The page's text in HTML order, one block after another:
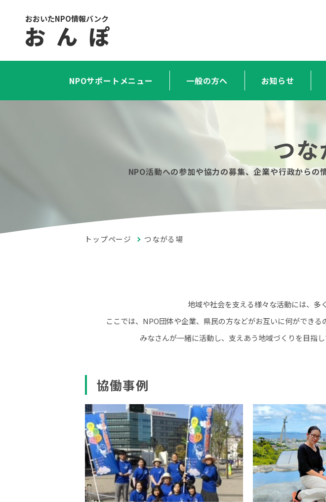
おおいたNPO情報バンク
お ん ぽ
NPOサポートメニュー 一般の方へ お知らせ
つ
NPO活動への参加や協力の募集、企業や行政から
トップページ つながる場
地域や社会を支える様々な活動には、多
ここでは、NPO団体や企業、県民の方などがお互いに何ができ
みなさんが一緒に活動し、支えあう地域づくりを目指
協働事例